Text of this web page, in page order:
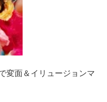
変面＆イリュージョンマ